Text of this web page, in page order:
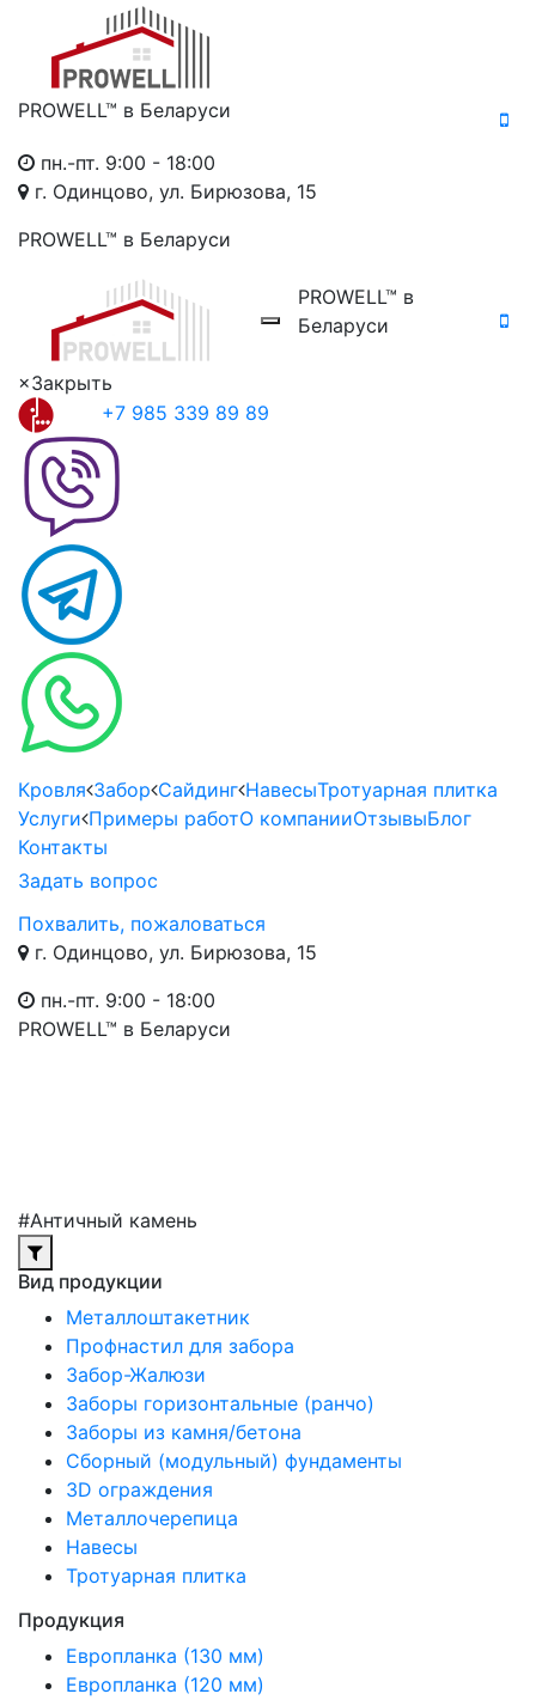
PROWELL™ в Беларуси
пн.-пт. 9:00 - 18:00
г. Одинцово, ул. Бирюзова, 15
PROWELL™ в Беларуси
PROWELL™ в
Беларуси
×Закрыть
+7 985 339 89 89
Кровля Забор Сайдинг НавесыТротуарная плитка
Услуги Примеры работО компанииОтзывыБлог
Контакты
Задать вопрос
Похвалить, пожаловаться
г. Одинцово, ул. Бирюзова, 15
пн.-пт. 9:00 - 18:00
PROWELL™ в Беларуси
#Античный камень
Вид продукции
Металлоштакетник
Профнастил для забора
Забор-Жалюзи
Заборы горизонтальные (ранчо)
Заборы из камня/бетона
Сборный (модульный) фундаменты
3D ограждения
Металлочерепица
Навесы
Тротуарная плитка
Продукция
Европланка (130 мм)
Европланка (120 мм)